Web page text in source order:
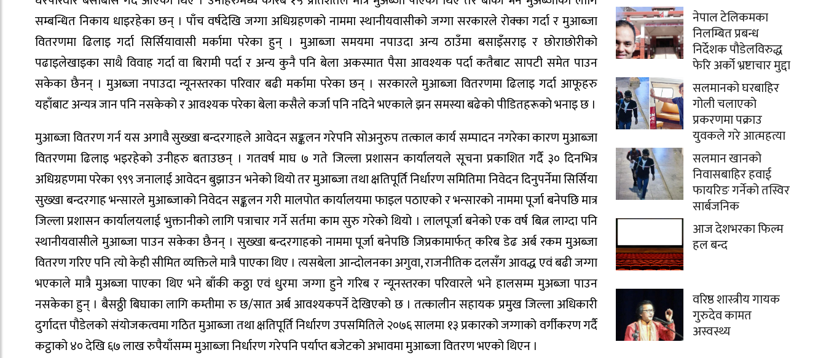
सम्बन्धित निकाय धाइरहेका छन् । पाँच वर्षदेखि जग्गा अधिग्रहणको नाममा स्थानीयवासीको जग्गा सरकारले रोक्का गर्दा र मुआब्जा
वितरणमा ढिलाइ गर्दा सिर्सियावासी मर्कामा परेका हुन् । मुआब्जा समयमा नपाउदा अन्य ठाउँमा बसाइँसराइ र छोराछोरीको
पढाइलेखाइका साथै विवाह गर्दा वा बिरामी पर्दा र अन्य कुनै पनि बेला अकस्मात पैसा आवश्यक पर्दा कतैबाट सापटी समेत पाउन
सकेका छैनन् । मुअब्जा नपाउदा न्यूनस्तरका परिवार बढी मर्कामा परेका छन् । सरकारले मुआब्जा वितरणमा ढिलाइ गर्दा आफूहरु
यहाँबाट अन्यत्र जान पनि नसकेको र आवश्यक परेका बेला कसैले कर्जा पनि नदिने भएकाले झन समस्या बढेको पीडितहरूको भनाइ छ ।
मुआब्जा वितरण गर्न यस अगावै सुख्खा बन्दरगाहले आवेदन सङ्कलन गरेपनि सोअनुरुप तत्काल कार्य सम्पादन नगरेका कारण मुआब्जा
वितरणमा ढिलाइ भइरहेको उनीहरु बताउछन् । गतवर्ष माघ ७ गते जिल्ला प्रशासन कार्यालयले सूचना प्रकाशित गर्दै ३० दिनभित्र
अधिग्रहणमा परेका ९९९ जनालाई आवेदन बुझाउन भनेको थियो तर मुआब्जा तथा क्षतिपूर्ति निर्धारण समितिमा निवेदन दिनुपर्नेमा सिर्सिया
सुख्खा बन्दरगाह भन्सारले मुआब्जाको निवेदन सङ्कलन गरी मालपोत कार्यालयमा फाइल पठाएको र भन्सारको नाममा पूर्जा बनेपछि मात्र
जिल्ला प्रशासन कार्यालयलाई भुक्तानीको लागि पत्राचार गर्ने सर्तमा काम सुरु गरेको थियो । लालपूर्जा बनेको एक वर्ष बित्न लाग्दा पनि
स्थानीयवासीले मुआब्जा पाउन सकेका छैनन् । सुख्खा बन्दरगाहको नाममा पूर्जा बनेपछि जिप्रकामार्फत् करिब डेढ अर्ब रकम मुअब्जा
वितरण गरिए पनि त्यो केही सीमित व्यक्तिले मात्रै पाएका थिए । त्यसबेला आन्दोलनका अगुवा, राजनीतिक दलसँग आवद्ध एवं बढी जग्गा
भएकाले मात्रै मुअब्जा पाएका थिए भने बाँकी कठ्ठा एवं धुरमा जग्गा हुने गरिब र न्यूनस्तरका परिवारले भने हालसम्म मुअब्जा पाउन
नसकेका हुन् । बैसठ्ठी बिघाका लागि कम्तीमा रु छ/सात अर्ब आवश्यकपर्ने देखिएको छ । तत्कालीन सहायक प्रमुख जिल्ला अधिकारी
दुर्गादत्त पौडेलको संयोजकत्वमा गठित मुआब्जा तथा क्षतिपूर्ति निर्धारण उपसमितिले २०७६ सालमा १३ प्रकारको जग्गाको वर्गीकरण गर्दै
कट्ठाको ४० देखि ६७ लाख रुपैयाँसम्म मुआब्जा निर्धारण गरेपनि पर्याप्त बजेटको अभावमा मुआब्जा वितरण भएको थिएन ।
नेपाल टेलिकमका
निलम्बित प्रबन्ध
निर्देशक पौडेलविरुद्ध
फेरि अर्को भ्रष्टाचार मुद्दा
सलमानको घरबाहिर
गोली चलाएको
प्रकरणमा पक्राउ
युवकले गरे आत्महत्या
सलमान खानको
निवासबाहिर हवाई
फायरिङ गर्नेको तस्विर
सार्बजनिक
आज देशभरका फिल्म
हल बन्द
वरिष्ठ शास्त्रीय गायक
गुरुदेव कामत
अस्वस्थ्य